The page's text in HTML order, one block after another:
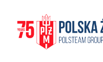
Kapitan
17 grudnia 2025